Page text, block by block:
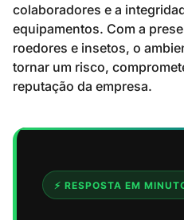
colaboradores e a
equipamentos. Com a
roedores e insetos, o
tornar um risco,
reputação da empresa.
⚡ RESPOSTA EM